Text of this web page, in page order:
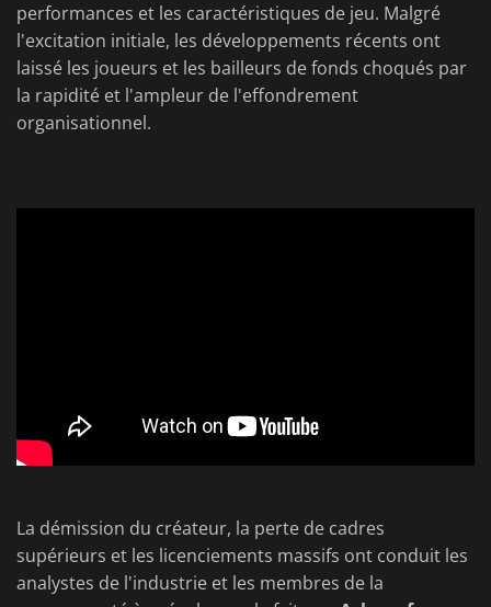
performances et les caractéristiques de jeu. Malgré
l'excitation initiale, les développements récents ont
laissé les joueurs et les bailleurs de fonds choqués par
la rapidité et l'ampleur de l'effondrement
organisationnel.
La démission du créateur, la perte de cadres
supérieurs et les licenciements massifs ont conduit les
analystes de l'industrie et les membres de la